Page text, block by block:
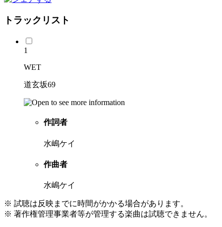
トラックリスト
1
WET
道玄坂69
作詞者
水嶋ケイ
作曲者
水嶋ケイ
※ 試聴は反映までに時間がかかる場合があります。
※ 著作権管理事業者等が管理する楽曲は試聴できません。